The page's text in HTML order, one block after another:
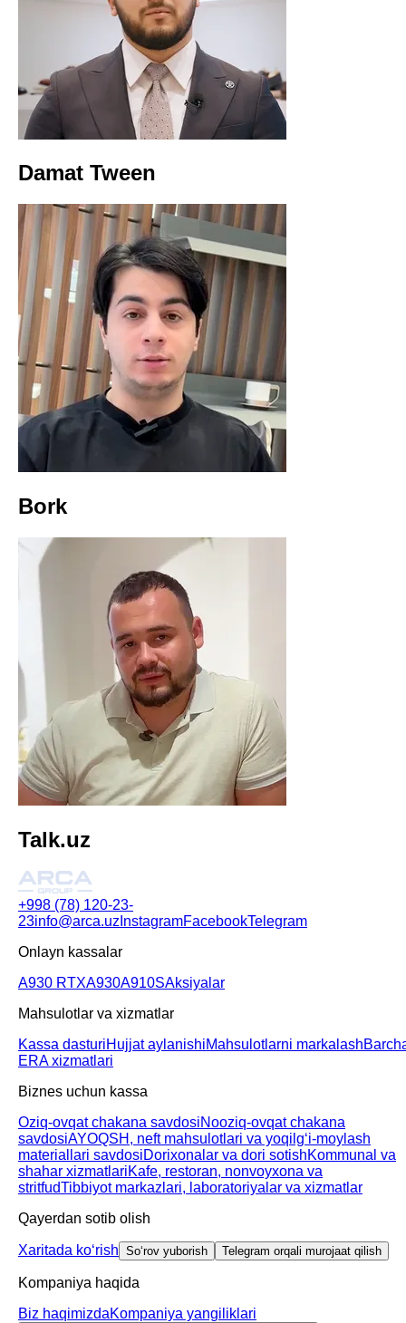
Damat Tween
Bork
Talk.uz
+998 (78) 120-23-
23info@arca.uz InstagramFacebookTelegram
Onlayn kassalar
A930 RTXA930A910SAksiyalar
Mahsulotlar va xizmatlar
Kassa dasturiHujjat aylanishiMahsulotlarni markalash
ERA xizmatlari
Biznes uchun kassa
Oziq-ovqat chakana savdosiNooziq-ovqat chakana
savdosiAYOQSH, neft mahsulotlari va yoqilgʻi-moylash
materiallari savdosiDorixonalar va dori sotishKommunal va
shahar xizmatlariKafe, restoran, nonvoyxona va
stritfudTibbiyot markazlari, laboratoriyalar va xizmatlar
Qayerdan sotib olish
Xaritada koʻrish Soʻrov yuborish Telegram orqali murojaat qilish
Kompaniya haqida
Biz haqimizdaKompaniya yangiliklari